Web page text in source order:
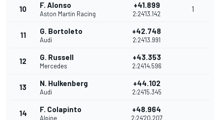
10 F. Alonso
Aston Martin Racing
+41.899
2:24'13.142
1
11 G. Bortoleto
Audi
+42.748
2:24'13.991
12 G. Russell
Mercedes
+43.353
2:24'14.596
13 N. Hulkenberg
Audi
+44.102
2:24'15.345
14 F. Colapinto
Alpine
+48.964
2:24'20.207